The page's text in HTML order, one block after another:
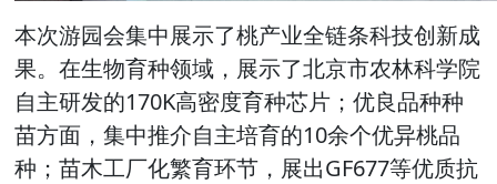
本次游园会集中展示了桃产业全链条科技创新成
果。在生物育种领域，展示了北京市农林科学院
自主研发的170K高密度育种芯片；优良品种种
苗方面，集中推介自主培育的10余个优异桃品
种；苗木工厂化繁育环节，展出GF677等优质抗